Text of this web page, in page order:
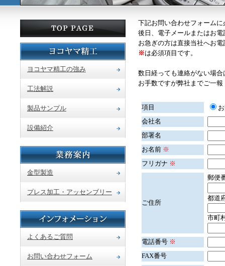
ヨコヤマ精工の強み
工法解説
製品サンプル
設備紹介
金型製造
プレス加工・アッセンブリー
よくあるご質問
お問い合わせフォーム
下記お問い合わせフォーム
後日、電子メールまたはお
お急ぎの方は直接当社へお
※は必須項目です。
数日経っても連絡がない場
お手数ですが弊社までご一
項目
会社名
部署名
お名前 ※
フリガナ ※
ご住所
郵便
都道
市町
電話番号 ※
FAX番号